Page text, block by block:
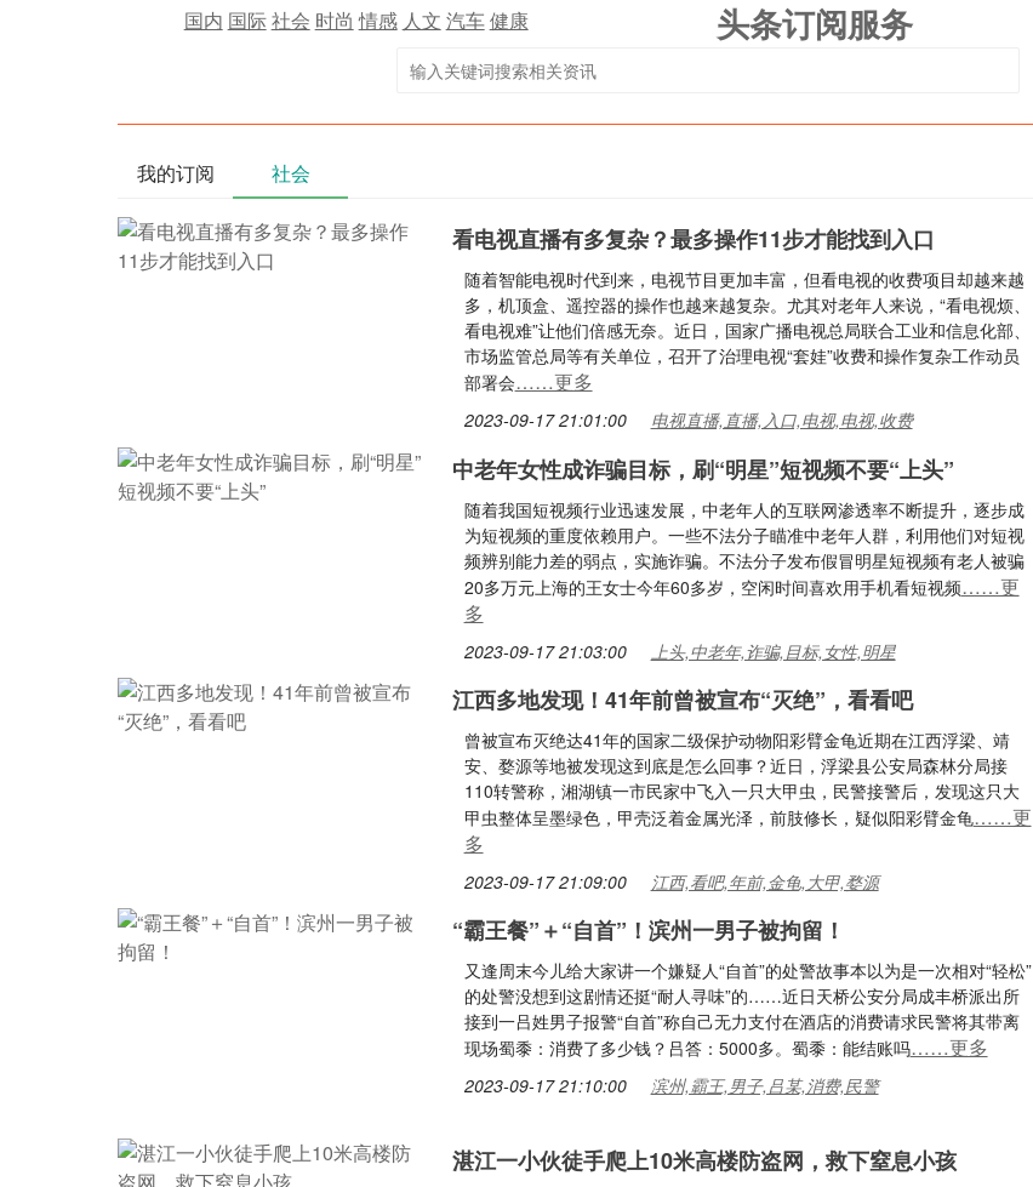
国内 国际社会 时尚 情感 人文 汽车健康 头条订阅服务
我的订阅 社会
看电视直播有多复杂？最多操作11步才能找到入口
随着智能电视时代到来，电视节目更加丰富，但看电视的收费项目却越来越
多，机顶盒、遥控器的操作也越来越复杂。尤其对老年人来说，“看电视烦、
看电视难”让他们倍感无奈。近日，国家广播电视总局联合工业和信息化部、
市场监管总局等有关单位，召开了治理电视“套娃”收费和操作复杂工作动员
部署会……更多
2023-09-17 21:01:00 电视直播,直播,入口,电视,电视,收费
中老年女性成诈骗目标，刷“明星”短视频不要“上头”
随着我国短视频行业迅速发展，中老年人的互联网渗透率不断提升，逐步成
为短视频的重度依赖用户。一些不法分子瞄准中老年人群，利用他们对短视
频辨别能力差的弱点，实施诈骗。不法分子发布假冒明星短视频有老人被骗
20多万元上海的王女士今年60多岁，空闲时间喜欢用手机看短视频……更
多
2023-09-17 21:03:00 上头,中老年,诈骗,目标,女性,明星
江西多地发现！41年前曾被宣布“灭绝”，看看吧
曾被宣布灭绝达41年的国家二级保护动物阳彩臂金龟近期在江西浮梁、靖
安、婺源等地被发现这到底是怎么回事？近日，浮梁县公安局森林分局接
110转警称，湘湖镇一市民家中飞入一只大甲虫，民警接警后，发现这只大
甲虫整体呈墨绿色，甲壳泛着金属光泽，前肢修长，疑似阳彩臂金龟……更
多
2023-09-17 21:09:00 江西,看吧,年前,金龟,大甲,婺源
“霸王餐”＋“自首”！滨州一男子被拘留！
又逢周末今儿给大家讲一个嫌疑人“自首”的处警故事本以为是一次相对“轻松”
的处警没想到这剧情还挺“耐人寻味”的……近日天桥公安分局成丰桥派出所
接到一吕姓男子报警“自首”称自己无力支付在酒店的消费请求民警将其带离
现场蜀黍：消费了多少钱？吕答：5000多。蜀黍：能结账吗……更多
2023-09-17 21:10:00 滨州,霸王,男子,吕某,消费,民警
湛江一小伙徒手爬上10米高楼防盗网，救下窒息小孩